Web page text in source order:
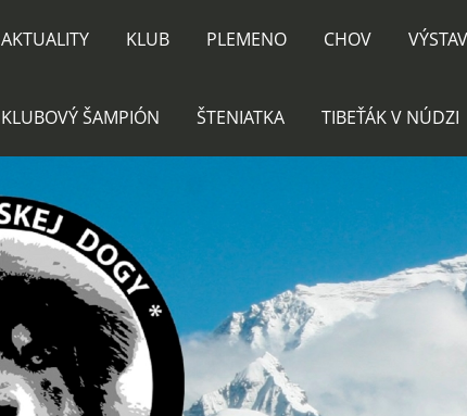
AKTUALITY KLUB PLEMENO CHOV
KLUBOVÝ ŠAMPIÓN ŠTENIATKA TIBEŤÁK V NÚDZI